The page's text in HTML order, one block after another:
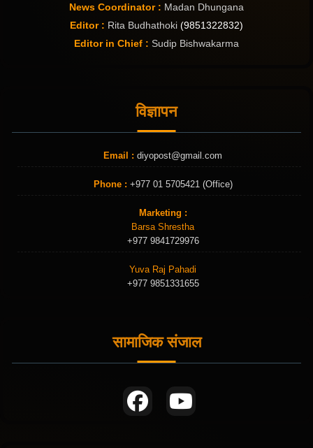
News Coordinator : Madan Dhungana
Editor : Rita Budhathoki (9851322832)
Editor in Chief : Sudip Bishwakarma
विज्ञापन
Email : diyopost@gmail.com
Phone : +977 01 5705421 (Office)
Marketing :
Barsa Shrestha
+977 9841729976
Yuva Raj Pahadi
+977 9851331655
सामाजिक संजाल